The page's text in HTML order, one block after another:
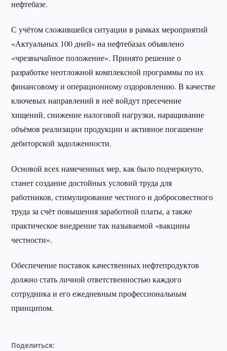
нефтебазе.
С учётом сложившейся ситуации в рамках мероприятий
«Актуальных 100 дней» на нефтебазах объявлено
«чрезвычайное положение». Принято решение о
разработке неотложной комплексной программы по их
финансовому и операционному оздоровлению. В качестве
ключевых направлений в неё войдут пресечение
хищений, снижение налоговой нагрузки, наращивание
объёмов реализации продукции и активное погашение
дебиторской задолженности.
Основой всех намеченных мер, как было подчеркнуто,
станет создание достойных условий труда для
работников, стимулирование честного и добросовестного
труда за счёт повышения заработной платы, а также
практическое внедрение так называемой «вакцины
честности».
Обеспечение поставок качественных нефтепродуктов
должно стать личной ответственностью каждого
сотрудника и его ежедневным профессиональным
принципом.
Поделиться: